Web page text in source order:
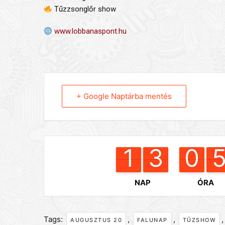
Tűzzsonglőr show
www.lobbanaspont.hu
+ Google Naptárba mentés
NAP
1
1
1
1 2
2
3
3
ÓRA
9
9
0
0
Tags: AUGUSZTUS 20 , FALUNAP , TŰZSHOW ,